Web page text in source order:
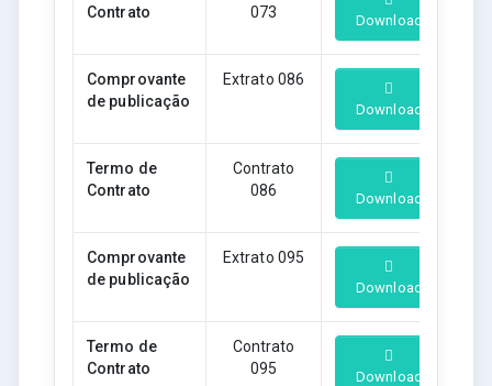
Contrato
073
Download
Comprovante
de publicação
Extrato 086
Download
Termo de
Contrato
Contrato
086
Download
Comprovante
de publicação
Extrato 095
Download
Termo de
Contrato
Contrato
095
Download